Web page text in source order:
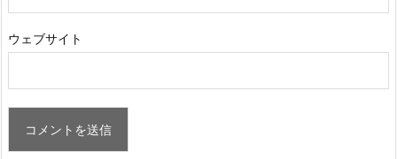
ウェブサイト